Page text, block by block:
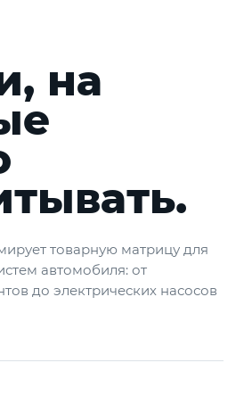
на
товарную матрицу для
автомобиля: от
до электрических насосов